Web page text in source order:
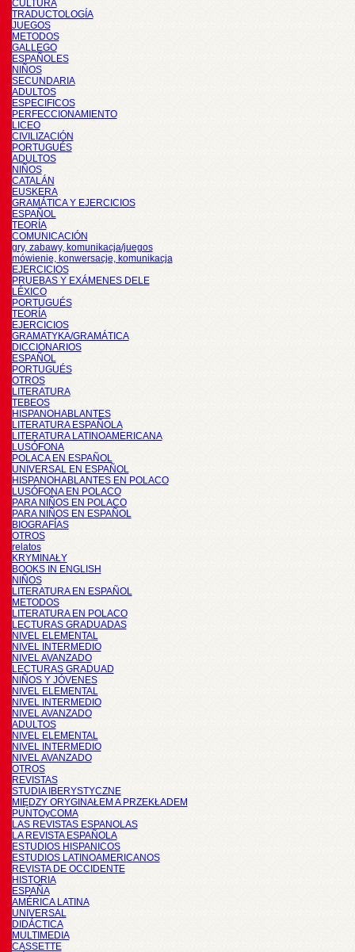
CULTURA
TRADUCTOLOGÍA
JUEGOS
METODOS
GALLEGO
ESPAÑOLES
NIÑOS
SECUNDARIA
ADULTOS
ESPECIFICOS
PERFECCIONAMIENTO
LICEO
CIVILIZACIÓN
PORTUGUÉS
ADULTOS
NIÑOS
CATALÁN
EUSKERA
GRAMÁTICA Y EJERCICIOS
ESPAÑOL
TEORÍA
COMUNICACIÓN
gry, zabawy, komunikacja/juegos
mówienie, konwersacje, komunikacja
EJERCICIOS
PRUEBAS Y EXÁMENES DELE
LÉXICO
PORTUGUÉS
TEORÍA
EJERCICIOS
GRAMATYKA/GRAMÁTICA
DICCIONARIOS
ESPAÑOL
PORTUGUÉS
OTROS
LITERATURA
TEBEOS
HISPANOHABLANTES
LITERATURA ESPAÑOLA
LITERATURA LATINOAMERICANA
LUSÓFONA
POLACA EN ESPAÑOL
UNIVERSAL EN ESPAÑOL
HISPANOHABLANTES EN POLACO
LUSÓFONA EN POLACO
PARA NIÑOS EN POLACO
PARA NIÑOS EN ESPAÑOL
BIOGRAFÍAS
OTROS
relatos
KRYMINAŁY
BOOKS IN ENGLISH
NIÑOS
LITERATURA EN ESPAÑOL
METODOS
LITERATURA EN POLACO
LECTURAS GRADUADAS
NIVEL ELEMENTAL
NIVEL INTERMEDIO
NIVEL AVANZADO
LECTURAS GRADUAD
NIÑOS Y JÓVENES
NIVEL ELEMENTAL
NIVEL INTERMEDIO
NIVEL AVANZADO
ADULTOS
NIVEL ELEMENTAL
NIVEL INTERMEDIO
NIVEL AVANZADO
OTROS
REVISTAS
STUDIA IBERYSTYCZNE
MIĘDZY ORYGINAŁEM A PRZEKŁADEM
PUNTOyCOMA
LAS REVISTAS ESPANOLAS
LA REVISTA ESPAÑOLA
ESTUDIOS HISPANICOS
ESTUDIOS LATINOAMERICANOS
REVISTA DE OCCIDENTE
HISTORIA
ESPAÑA
AMÉRICA LATINA
UNIVERSAL
DIDÁCTICA
MULTIMEDIA
CASSETTE